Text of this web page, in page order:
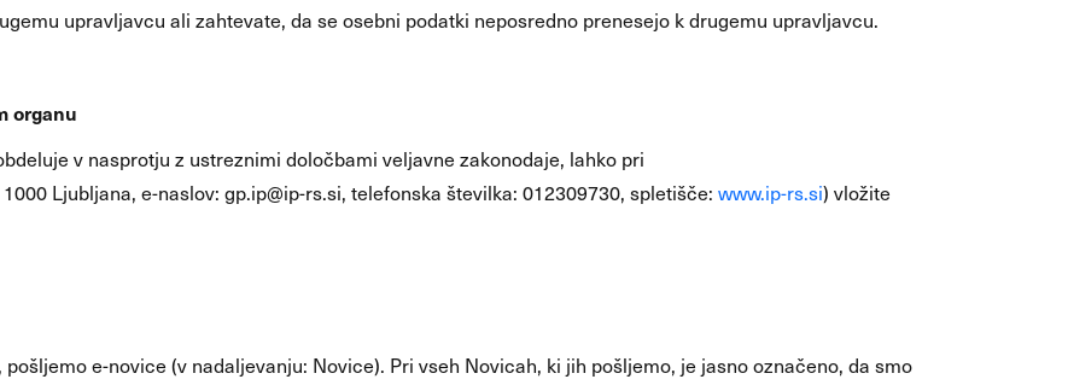
upravljavcu ali zahtevate, da se osebni podatki neposredno prenesejo k drugemu upravljavcu.
organu
v nasprotju z ustreznimi določbami veljavne zakonodaje, lahko pri
Ljubljana, e-naslov: gp.ip@ip-rs.si, telefonska številka: 012309730, spletišče: www.ip-rs.si) vložite
e-novice (v nadaljevanju: Novice). Pri vseh Novicah, ki jih pošljemo, je jasno označeno, da smo